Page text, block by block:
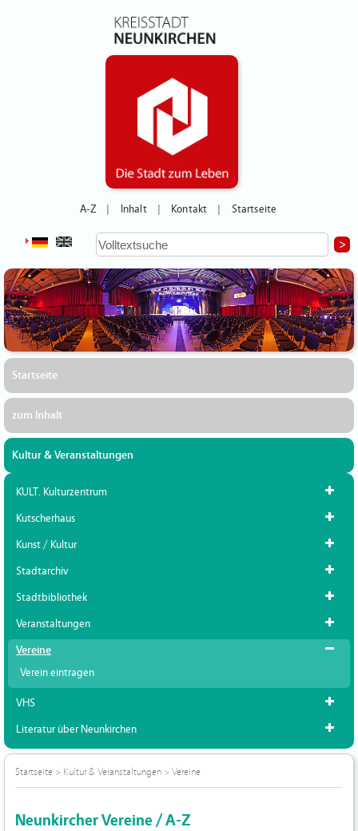
A-Z Inhalt Kontakt Startseite
Startseite
zum Inhalt
Kultur & Veranstaltungen
KULT. Kulturzentrum
Kutscherhaus
Kunst / Kultur
Stadtarchiv
Stadtbibliothek
Veranstaltungen
Vereine
Verein eintragen
VHS
Literatur über Neunkirchen
Startseite > Kultur & Veranstaltungen > Vereine
Neunkircher Vereine / A-Z